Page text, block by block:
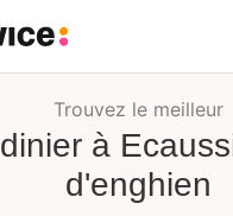
Trouvez le meilleur
à
d'enghien